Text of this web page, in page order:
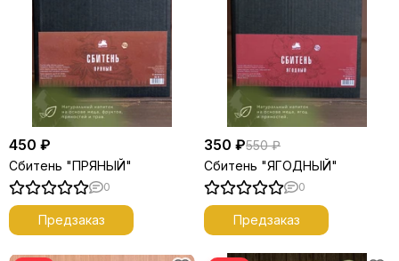
450 ₽
Сбитень "ПРЯНЫЙ"
0
Предзаказ
350 ₽550 ₽
Сбитень "ЯГОДНЫЙ"
0
Предзаказ